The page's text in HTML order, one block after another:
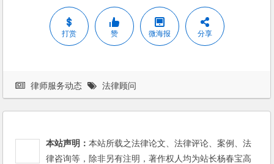
打赏 赞 微海报 分享
律师服务动态 法律顾问
本站声明：本站所载之法律论文、法律评论、案例、法
律咨询等，除非另有注明，著作权人均为站长杨春宝高